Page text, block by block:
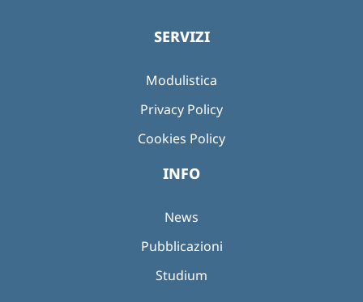
SERVIZI
Modulistica
Privacy Policy
Cookies Policy
INFO
News
Pubblicazioni
Studium